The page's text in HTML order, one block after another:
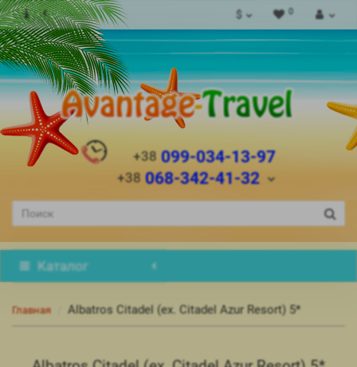
$ 0
+38 099-034-13-97
+38 068-342-41-32
Каталог
Главная Albatros Citadel (ex. Citadel Azur Resort) 5*